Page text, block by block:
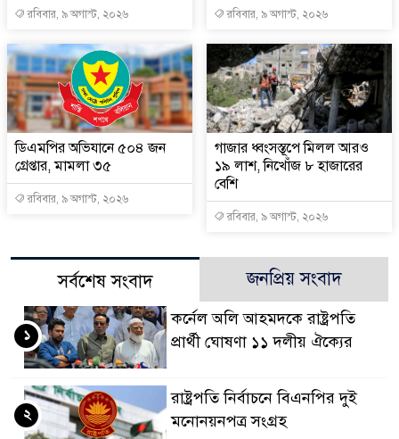
রবিবার, ৯ অগাস্ট, ২০২৬ রবিবার, ৯ অগাস্ট, ২০২৬
ডিএমপির অভিযানে ৫০৪ জন
গ্রেপ্তার, মামলা ৩৫
রবিবার, ৯ অগাস্ট, ২০২৬
গাজার ধ্বংসস্তূপে মিলল আরও
১৯ লাশ, নিখোঁজ ৮ হাজারের
বেশি
রবিবার, ৯ অগাস্ট, ২০২৬
সর্বশেষ সংবাদ জনপ্রিয় সংবাদ
কর্নেল অলি আহমদকে রাষ্ট্রপতি
প্রার্থী ঘোষণা ১১ দলীয় ঐক্যের
১
রাষ্ট্রপতি নির্বাচনে বিএনপির দুই
মনোনয়নপত্র সংগ্রহ
২